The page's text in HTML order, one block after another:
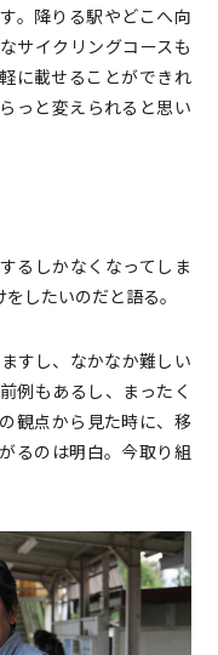
。降りる駅やどこへ向
サイクリングコースも
に載せることができれ
っと変えられると思い
るしかなくなってしま
したいのだと語る。
すし、なかなか難しい
例もあるし、まったく
観点から見た時に、移
るのは明白。今取り組